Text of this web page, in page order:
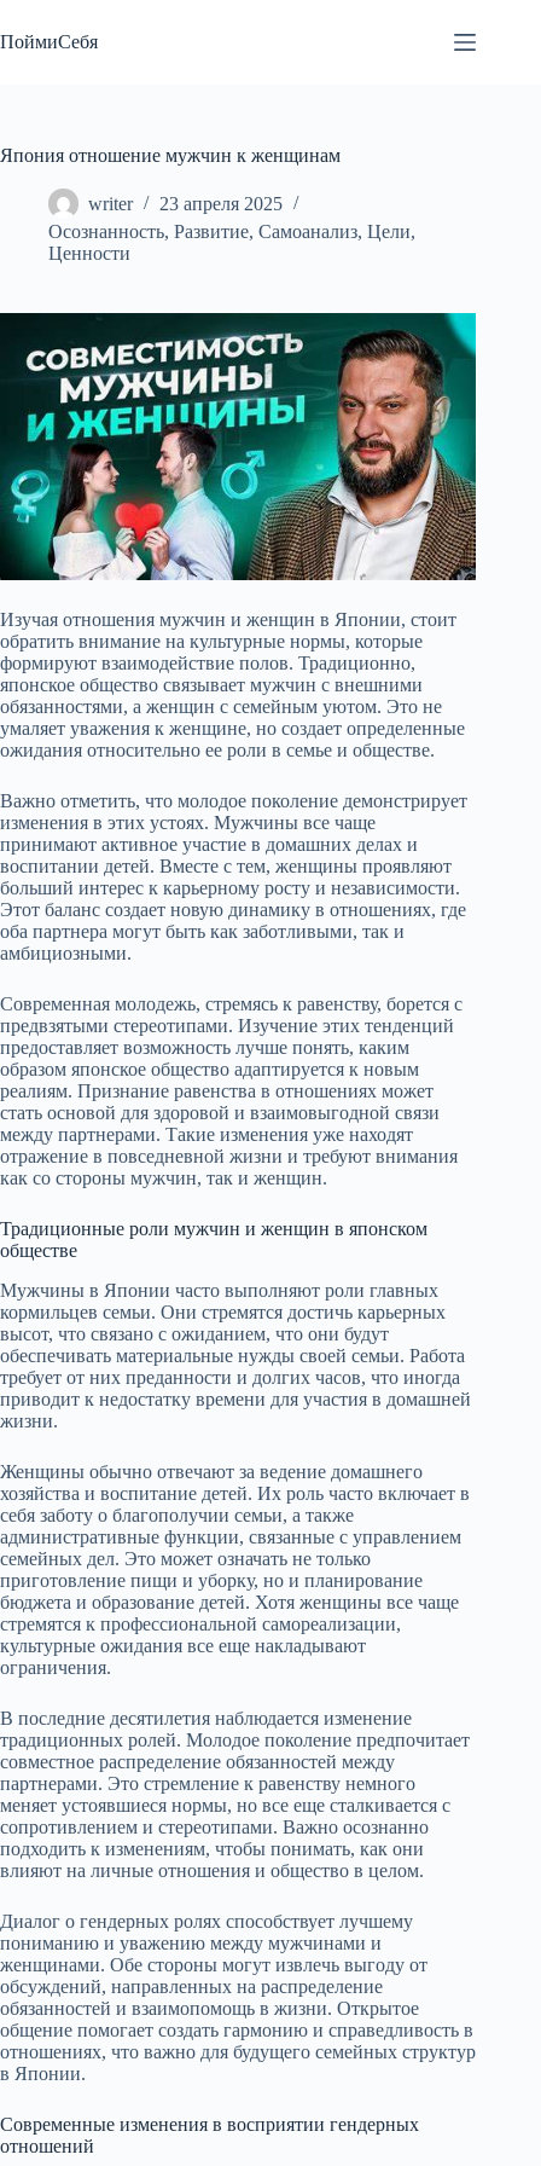
к
сути
ПоймиСебя
Япония отношение мужчин к женщинам
writer
23 апреля 2025
Осознанность, Развитие, Самоанализ, Цели,
Ценности
Изучая отношения мужчин и женщин в Японии, стоит
обратить внимание на культурные нормы, которые
формируют взаимодействие полов. Традиционно,
японское общество связывает мужчин с внешними
обязанностями, а женщин с семейным уютом. Это не
умаляет уважения к женщине, но создает определенные
ожидания относительно ее роли в семье и обществе.
Важно отметить, что молодое поколение демонстрирует
изменения в этих устоях. Мужчины все чаще
принимают активное участие в домашних делах и
воспитании детей. Вместе с тем, женщины проявляют
больший интерес к карьерному росту и независимости.
Этот баланс создает новую динамику в отношениях, где
оба партнера могут быть как заботливыми, так и
амбициозными.
Современная молодежь, стремясь к равенству, борется с
предвзятыми стереотипами. Изучение этих тенденций
предоставляет возможность лучше понять, каким
образом японское общество адаптируется к новым
реалиям. Признание равенства в отношениях может
стать основой для здоровой и взаимовыгодной связи
между партнерами. Такие изменения уже находят
отражение в повседневной жизни и требуют внимания
как со стороны мужчин, так и женщин.
Традиционные роли мужчин и женщин в японском
обществе
Мужчины в Японии часто выполняют роли главных
кормильцев семьи. Они стремятся достичь карьерных
высот, что связано с ожиданием, что они будут
обеспечивать материальные нужды своей семьи. Работа
требует от них преданности и долгих часов, что иногда
приводит к недостатку времени для участия в домашней
жизни.
Женщины обычно отвечают за ведение домашнего
хозяйства и воспитание детей. Их роль часто включает в
себя заботу о благополучии семьи, а также
административные функции, связанные с управлением
семейных дел. Это может означать не только
приготовление пищи и уборку, но и планирование
бюджета и образование детей. Хотя женщины все чаще
стремятся к профессиональной самореализации,
культурные ожидания все еще накладывают
ограничения.
В последние десятилетия наблюдается изменение
традиционных ролей. Молодое поколение предпочитает
совместное распределение обязанностей между
партнерами. Это стремление к равенству немного
меняет устоявшиеся нормы, но все еще сталкивается с
сопротивлением и стереотипами. Важно осознанно
подходить к изменениям, чтобы понимать, как они
влияют на личные отношения и общество в целом.
Диалог о гендерных ролях способствует лучшему
пониманию и уважению между мужчинами и
женщинами. Обе стороны могут извлечь выгоду от
обсуждений, направленных на распределение
обязанностей и взаимопомощь в жизни. Открытое
общение помогает создать гармонию и справедливость в
отношениях, что важно для будущего семейных структур
в Японии.
Современные изменения в восприятии гендерных
отношений